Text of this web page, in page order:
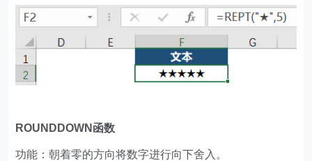
ROUNDDOWN函数
功能：朝着零的方向将数字进行向下舍入。